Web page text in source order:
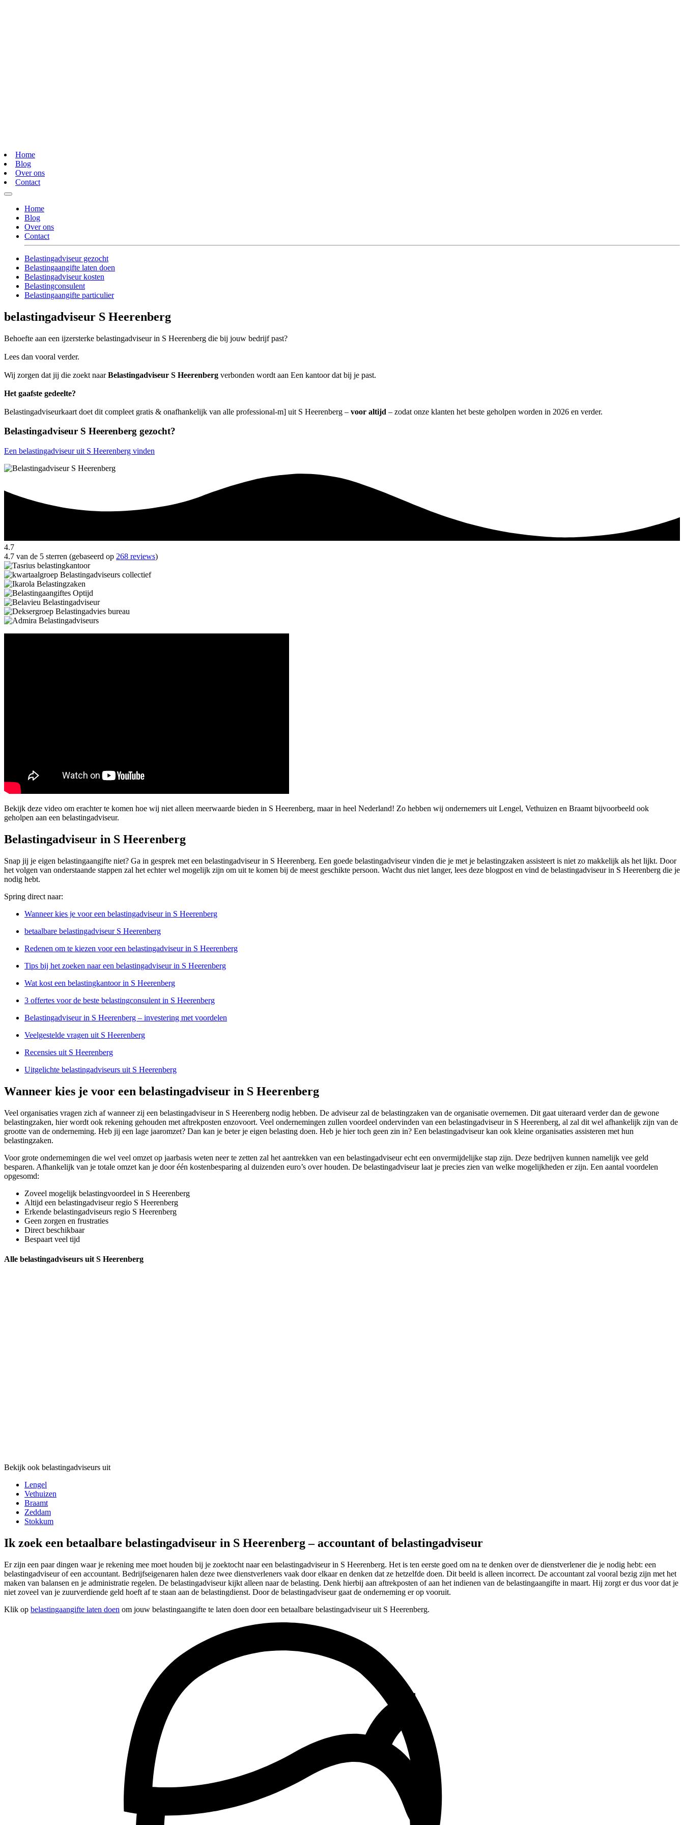
Home
Blog
Over ons
Contact
Home
Blog
Over ons
Contact
Belastingadviseur gezocht
Belastingaangifte laten doen
Belastingadviseur kosten
Belastingconsulent
Belastingaangifte particulier
belastingadviseur S Heerenberg
Behoefte aan een ijzersterke belastingadviseur in S Heerenberg die bij jouw bedrijf past?
Lees dan vooral verder.
Wij zorgen dat jij die zoekt naarBelastingadviseur S Heerenberg verbonden wordt aan Een kantoor dat bij je past.
Het gaafste gedeelte?
Belastingadviseurkaart doet dit compleet gratis & onafhankelijk van alle professional-m] uit S Heerenberg – voor altijd – zodat onze klanten het beste geholpen worden in 2026 en verder.
Belastingadviseur S Heerenberg gezocht?
Een belastingadviseur uit S Heerenberg vinden
4.7
4.7 van de 5 sterren (gebaseerd op 268 reviews)
Bekijk deze video om erachter te komen hoe wij niet alleen meerwaarde bieden in S Heerenberg, maar in heel Nederland! Zo hebben wij ondernemers uit Lengel, Vethuizen en Braamt bijvoorbeeld ook
geholpen aan een belastingadviseur.
Belastingadviseur in S Heerenberg
Snap jij je eigen belastingaangifte niet? Ga in gesprek met een belastingadviseur in S Heerenberg. Een goede belastingadviseur vinden die je met je belastingzaken assisteert is niet zo makkelijk als het lijkt. Door
het volgen van onderstaande stappen zal het echter wel mogelijk zijn om uit te komen bij de meest geschikte persoon. Wacht dus niet langer, lees deze blogpost en vind de belastingadviseur in S Heerenberg die je
nodig hebt.
Spring direct naar:
Wanneer kies je voor een belastingadviseur in S Heerenberg
betaalbare belastingadviseur S Heerenberg
Redenen om te kiezen voor een belastingadviseur in S Heerenberg
Tips bij het zoeken naar een belastingadviseur in S Heerenberg
Wat kost een belastingkantoor in S Heerenberg
3 offertes voor de beste belastingconsulent in S Heerenberg
Belastingadviseur in S Heerenberg – investering met voordelen
Veelgestelde vragen uit S Heerenberg
Recensies uit S Heerenberg
Uitgelichte belastingadviseurs uit S Heerenberg
Wanneer kies je voor een belastingadviseur in S Heerenberg
Veel organisaties vragen zich af wanneer zij een belastingadviseur in S Heerenberg nodig hebben. De adviseur zal de belastingzaken van de organisatie overnemen. Dit gaat uiteraard verder dan de gewone
belastingzaken, hier wordt ook rekening gehouden met aftrekposten enzovoort. Veel ondernemingen zullen voordeel ondervinden van een belastingadviseur in S Heerenberg, al zal dit wel afhankelijk zijn van de
grootte van de onderneming. Heb jij een lage jaaromzet? Dan kan je beter je eigen belasting doen. Heb je hier toch geen zin in? Een belastingadviseur kan ook kleine organisaties assisteren met hun
belastingzaken.
Voor grote ondernemingen die wel veel omzet op jaarbasis weten neer te zetten zal het aantrekken van een belastingadviseur echt een onvermijdelijke stap zijn. Deze bedrijven kunnen namelijk vee geld
besparen. Afhankelijk van je totale omzet kan je door één kostenbesparing al duizenden euro’s over houden. De belastingadviseur laat je precies zien van welke mogelijkheden er zijn. Een aantal voordelen
opgesomd:
Zoveel mogelijk belastingvoordeel in S Heerenberg
Altijd een belastingadviseur regio S Heerenberg
Erkende belastingadviseurs regio S Heerenberg
Geen zorgen en frustraties
Direct beschikbaar
Bespaart veel tijd
Alle belastingadviseurs uit S Heerenberg
Bekijk ook belastingadviseurs uit
Lengel
Vethuizen
Braamt
Zeddam
Stokkum
Ik zoek een betaalbare belastingadviseur in S Heerenberg – accountant of belastingadviseur
Er zijn een paar dingen waar je rekening mee moet houden bij je zoektocht naar een belastingadviseur in S Heerenberg. Het is ten eerste goed om na te denken over de dienstverlener die je nodig hebt: een
belastingadviseur of een accountant. Bedrijfseigenaren halen deze twee dienstverleners vaak door elkaar en denken dat ze hetzelfde doen. Dit beeld is alleen incorrect. De accountant zal vooral bezig zijn met het
maken van balansen en je administratie regelen. De belastingadviseur kijkt alleen naar de belasting. Denk hierbij aan aftrekposten of aan het indienen van de belastingaangifte in maart. Hij zorgt er dus voor dat je
niet zoveel van je zuurverdiende geld hoeft af te staan aan de belastingdienst. Door de belastingadviseur gaat de onderneming er op vooruit.
Klik op belastingaangifte laten doen om jouw belastingaangifte te laten doen door een betaalbare belastingadviseur uit S Heerenberg.